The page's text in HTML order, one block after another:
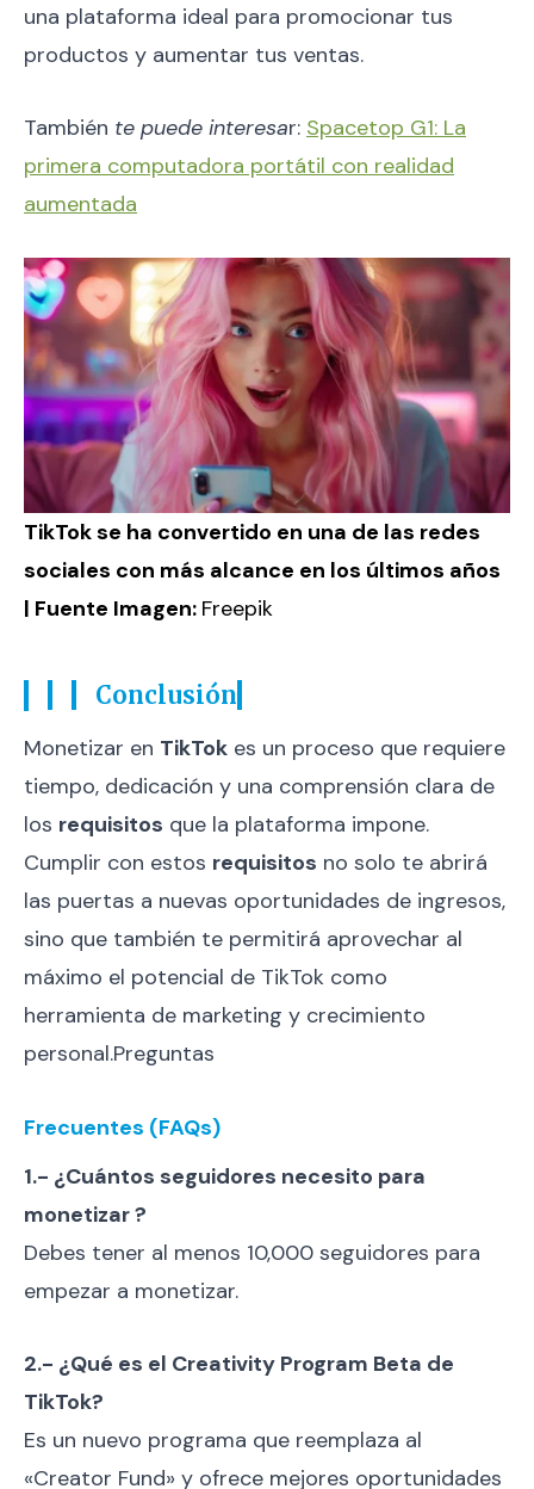
una plataforma ideal para promocionar tus
productos y aumentar tus ventas.
También te puede interesar: Spacetop G1: La
primera computadora portátil con realidad
aumentada
TikTok se ha convertido en una de las redes
sociales con más alcance en los últimos años
| Fuente Imagen: Freepik
Conclusión
Monetizar en TikTok es un proceso que requiere
tiempo, dedicación y una comprensión clara de
los requisitos que la plataforma impone.
Cumplir con estos requisitos no solo te abrirá
las puertas a nuevas oportunidades de ingresos,
sino que también te permitirá aprovechar al
máximo el potencial de TikTok como
herramienta de marketing y crecimiento
personal.Preguntas
Frecuentes (FAQs)
1.- ¿Cuántos seguidores necesito para
monetizar ?
Debes tener al menos 10,000 seguidores para
empezar a monetizar.
2.- ¿Qué es el Creativity Program Beta de
TikTok?
Es un nuevo programa que reemplaza al
«Creator Fund» y ofrece mejores oportunidades